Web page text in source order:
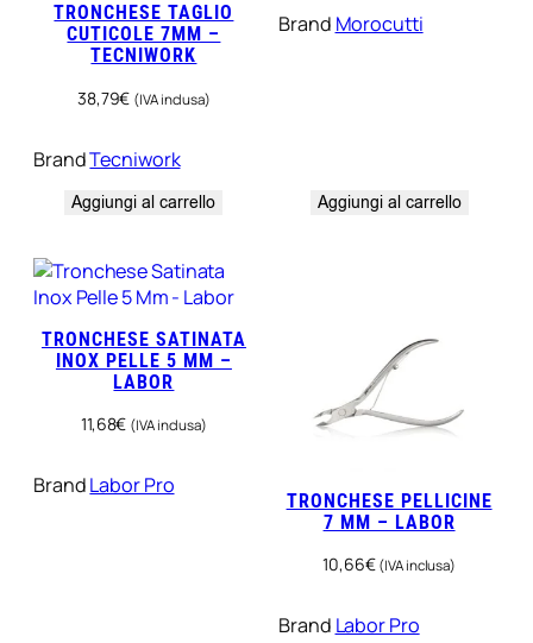
TRONCHESE TAGLIO
CUTICOLE 7MM –
TECNIWORK
38,79€ (IVA inclusa)
BrandTecniwork
Aggiungi al carrello
Brand Morocutti
Aggiungi al carrello
TRONCHESE SATINATA
INOX PELLE 5 MM –
LABOR
11,68€ (IVA inclusa)
BrandLabor Pro
TRONCHESE PELLICINE
7 MM – LABOR
10,66€ (IVA inclusa)
Brand Labor Pro